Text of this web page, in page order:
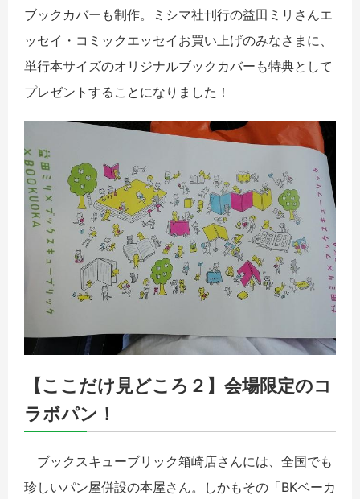
ブックカバーも制作。ミシマ社刊行の益田ミリさんエ
ッセイ・コミックエッセイお買い上げのみなさまに、
単行本サイズのオリジナルブックカバーも特典として
プレゼントすることになりました！
【ここだけ見どころ２】会場限定のコ
ラボパン！
ブックスキューブリック箱崎店さんには、全国でも
珍しいパン屋併設の本屋さん。しかもその「BKベーカ